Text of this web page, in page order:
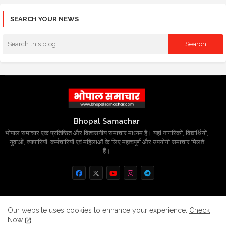
SEARCH YOUR NEWS
Bhopal Samachar
भोपाल समाचार एक प्रतिष्ठित और विश्वसनीय समाचार माध्यम है। यहां नागरिकों, विद्यार्थियों,
युवाओं, व्यापारियों, कर्मचारियों एवं महिलाओं के लिए महत्वपूर्ण और उपयोगी समाचार मिलते
हैं।
Home About Contact us
Privacy Policy
Our website uses cookies to enhance your experience. Check
Now